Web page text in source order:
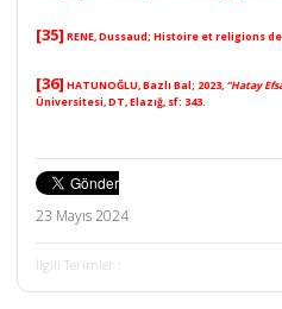
[35] RENE, Dussaud; Histoire et religions
[36] HATUNOĞLU, Bazlı Bal; 2023, “Hatay
Üniversitesi, DT, Elazığ, sf: 343.
23 Mayıs 2024
İlgili Terimler :